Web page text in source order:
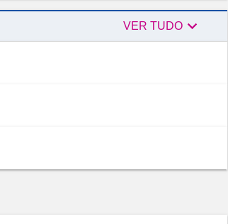
VER TUDORevisores
